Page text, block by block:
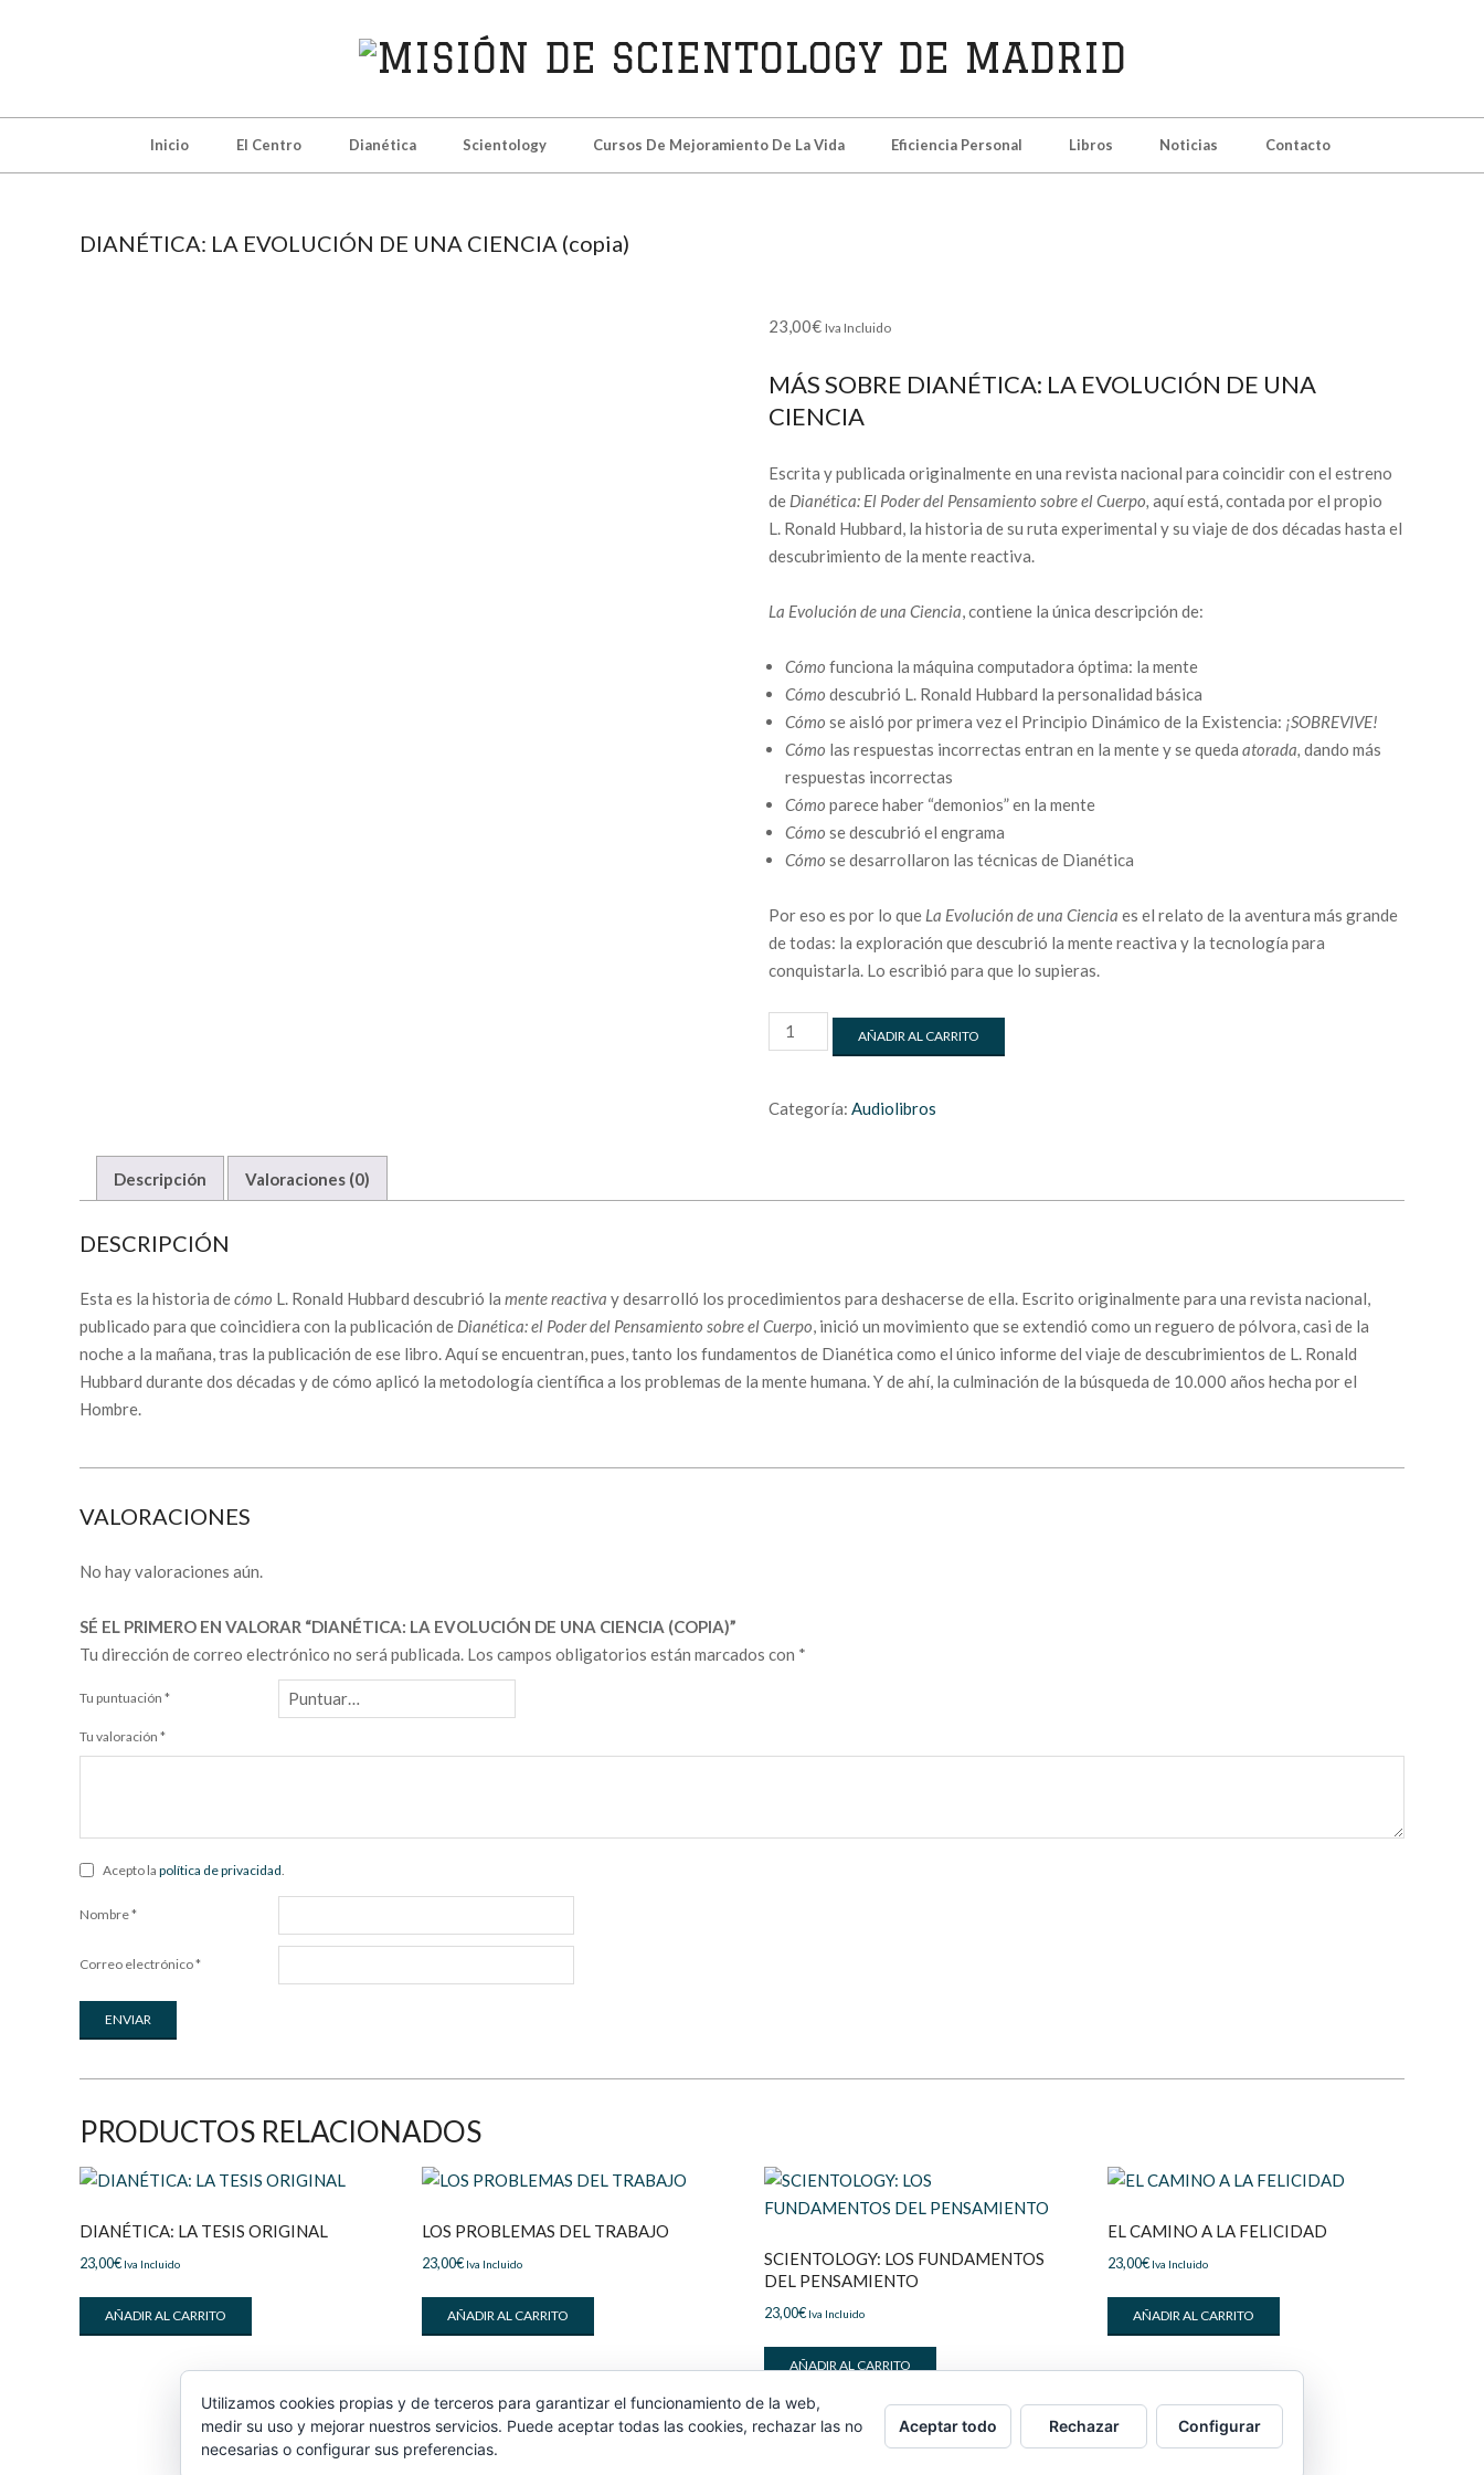
DE
SCIENTOLOGY
MADRID
Inicio El Centro Dianética Scientology Cursos De Mejoramiento De La Vida Eficiencia Personal Libros Noticias Contacto
DIANÉTICA: LA EVOLUCIÓN DE UNA CIENCIA (copia)
23,00€ Iva Incluido
MÁS SOBRE DIANÉTICA: LA EVOLUCIÓN DE UNA
CIENCIA
Escrita y publicada originalmente en una revista nacional para coincidir con el estreno
de Dianética: El Poder del Pensamiento sobre el Cuerpo, aquí está, contada por el propio
L. Ronald Hubbard, la historia de su ruta experimental y su viaje de dos décadas hasta el
descubrimiento de la mente reactiva.
La Evolución de una Ciencia, contiene la única descripción de:
Cómo funciona la máquina computadora óptima: la mente
Cómo descubrió L. Ronald Hubbard la personalidad básica
Cómo se aisló por primera vez el Principio Dinámico de la Existencia: ¡SOBREVIVE!
Cómo las respuestas incorrectas entran en la mente y se queda atorada, dando más
respuestas incorrectas
Cómo parece haber “demonios” en la mente
Cómo se descubrió el engrama
Cómo se desarrollaron las técnicas de Dianética
Por eso es por lo que La Evolución de una Ciencia es el relato de la aventura más grande
de todas: la exploración que descubrió la mente reactiva y la tecnología para
conquistarla. Lo escribió para que lo supieras.
DIANÉTICA:
LA
UNA
AÑADIR AL CARRITO
Categoría: Audiolibros
Descripción Valoraciones (0)
DESCRIPCIÓN
Esta es la historia decómo L. Ronald Hubbard descubrió la mente reactiva y desarrolló los procedimientos para deshacerse de ella. Escrito originalmente para una revista nacional,
publicado para que coincidiera con la publicación de Dianética: el Poder del Pensamiento sobre el Cuerpo, inició un movimiento que se extendió como un reguero de pólvora, casi de la
noche a la mañana, tras la publicación de ese libro. Aquí se encuentran, pues, tanto los fundamentos de Dianética como el único informe del viaje de descubrimientos de L. Ronald
Hubbard durante dos décadas y de cómo aplicó la metodología científica a los problemas de la mente humana. Y de ahí, la culminación de la búsqueda de 10.000 años hecha por el
Hombre.
VALORACIONES
No hay valoraciones aún.
SÉ EL PRIMERO EN VALORAR “DIANÉTICA: LA EVOLUCIÓN DE UNA CIENCIA (COPIA)”
Tu dirección de correo electrónico no será publicada. Los campos obligatorios están marcados con *
Tu puntuación *
Tu valoración *
Acepto la política de privacidad.
Nombre*
Correo electrónico*
PRODUCTOS RELACIONADOS
DIANÉTICA: LA TESIS ORIGINAL
23,00€ Iva Incluido
AÑADIR AL CARRITO
LOS PROBLEMAS DEL TRABAJO
23,00€ Iva Incluido
AÑADIR AL CARRITO
SCIENTOLOGY: LOS FUNDAMENTOS
DEL PENSAMIENTO
23,00€ Iva Incluido
AÑADIR AL CARRITO
EL CAMINO A LA FELICIDAD
23,00€ Iva Incluido
AÑADIR AL CARRITO
Utilizamos cookies propias y de terceros para garantizar el funcionamiento de la web,
medir su uso y mejorar nuestros servicios. Puede aceptar todas las cookies, rechazar las no
necesarias o configurar sus preferencias.
Aceptar todo Rechazar Configurar